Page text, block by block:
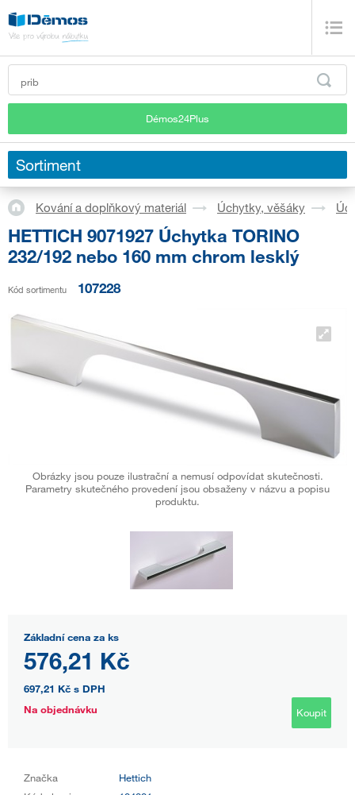
Démos24Plus
Sortiment
Kování a doplňkový materiál Úchytky, věšáky
HETTICH 9071927 Úchytka TORINO
232/192 nebo 160 mm chrom lesklý
Kód sortimentu 107228
Obrázky jsou pouze ilustrační a nemusí odpovídat skutečnosti.
Parametry skutečného provedení jsou obsaženy v názvu a popisu
produktu.
Základní cena za ks
576,21 Kč
697,21 Kč s DPH
Na objednávku
Koupit
Značka
Hettich